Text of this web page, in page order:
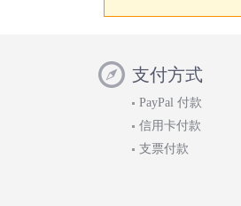
支付方式
PayPal 付款
信用卡付款
支票付款